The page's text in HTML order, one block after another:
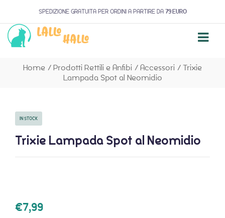
SPEDIZIONE GRATUITA PER ORDINI A PARTIRE DA 79 EURO
Home / Prodotti Rettili e Anfibi / Accessori / Trixie
Lampada Spot al Neomidio
IN STOCK
Trixie Lampada Spot al Neomidio
€7,99